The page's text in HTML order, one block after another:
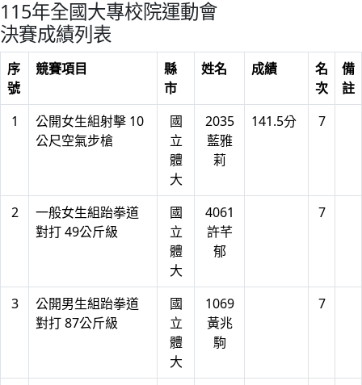
115年全國大專校院運動會
決賽成績列表
序
號
競賽項目
縣
市
姓名 成績
名
次
備
註
1
公開女生組射擊 10
公尺空氣步槍
國
立
體
大
2035
藍雅
莉
141.5分 7
2
一般女生組跆拳道
對打 49公斤級
國
立
體
大
4061
許芊
郁
7
3
公開男生組跆拳道
對打 87公斤級
國
立
體
大
1069
黃兆
駒
7